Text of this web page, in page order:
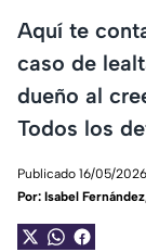
Aquí te
caso de
dueño al
Todos los
Publicado 16/05/
Por: Isabel Fernández